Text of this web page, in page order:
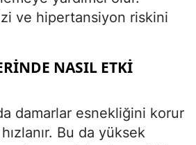
ve hipertansiyon riskini
NASIL ETKI
damarlar esnekliğini korur
Bu da yüksek